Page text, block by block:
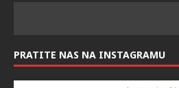
PRATITE NAS NA INSTAGRAMU